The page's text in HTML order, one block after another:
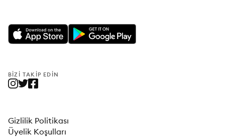
BIZI TAKIP EDIN
Gizlilik Politikası
Üyelik Koşulları